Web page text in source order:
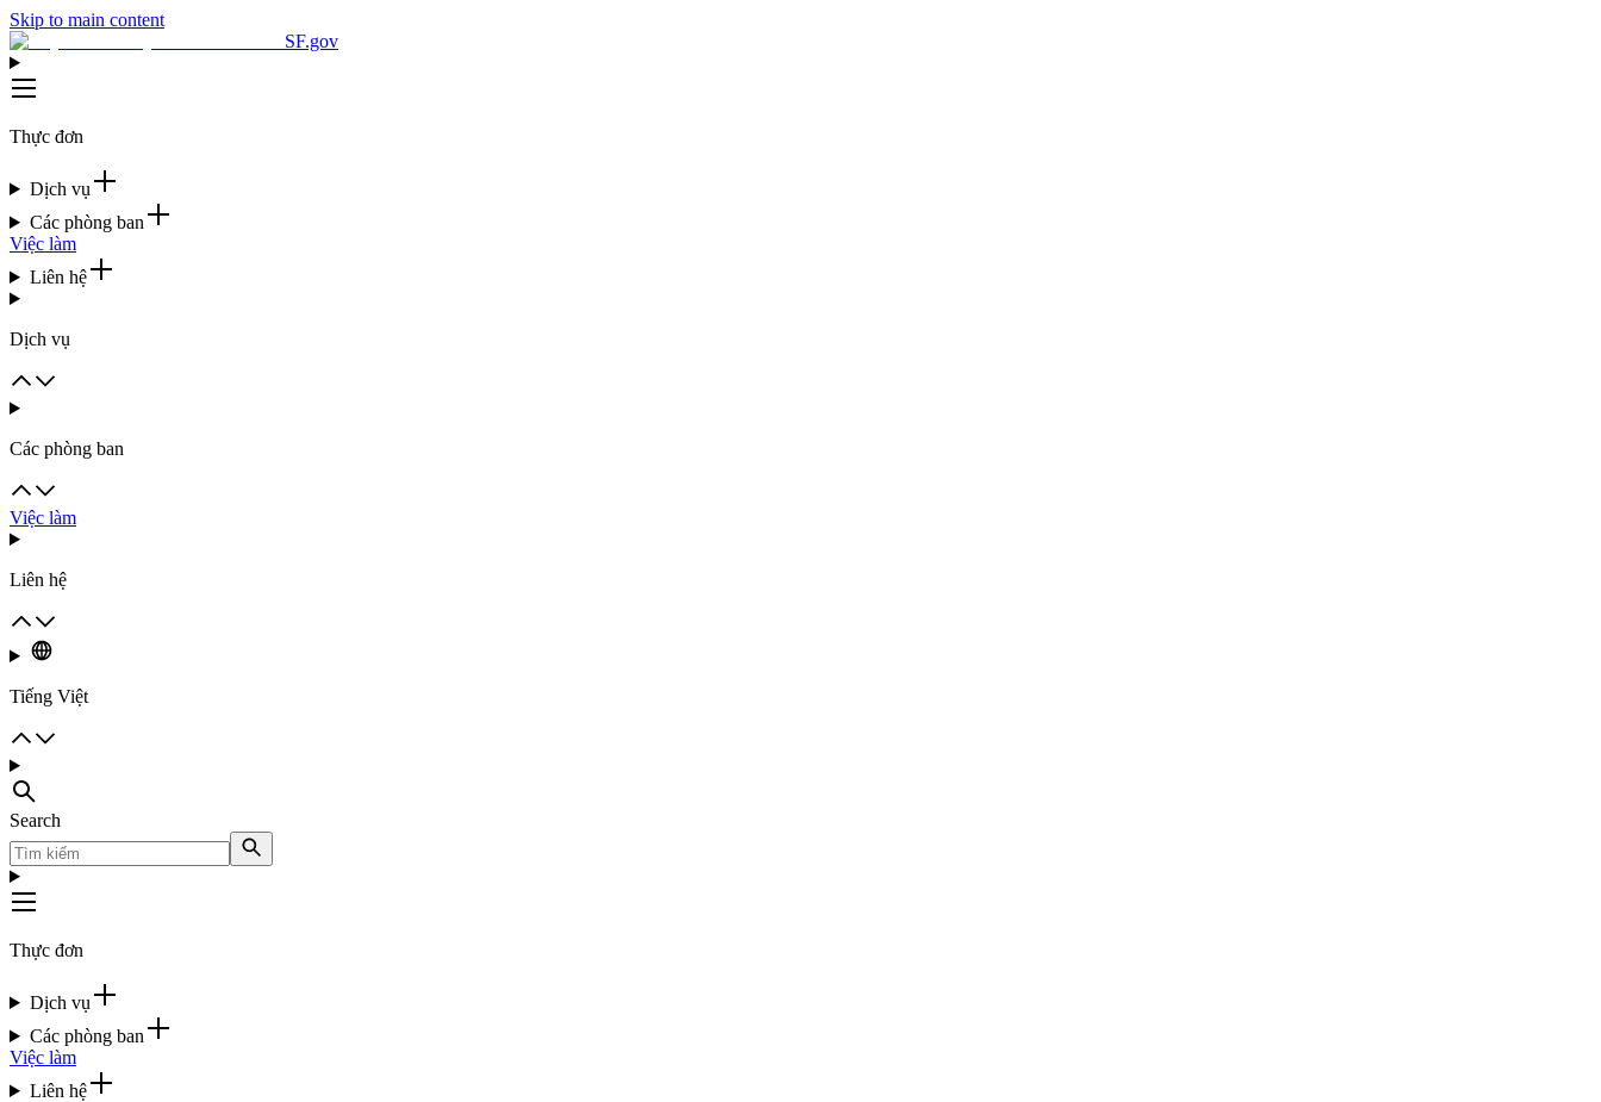
Skip to main content
SF.gov
Thực đơn
Dịch vụ
Các phòng ban
Việc làm
Liên hệ
Dịch vụ
Các phòng ban
Việc làm
Liên hệ
Tiếng Việt
Search
Thực đơn
Dịch vụ
Các phòng ban
Việc làm
Liên hệ